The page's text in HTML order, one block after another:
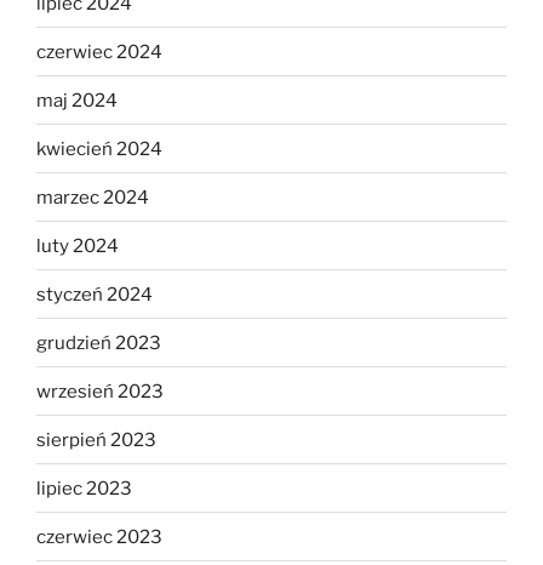
czerwiec 2024
maj 2024
kwiecień 2024
marzec 2024
luty 2024
styczeń 2024
grudzień 2023
wrzesień 2023
sierpień 2023
lipiec 2023
czerwiec 2023